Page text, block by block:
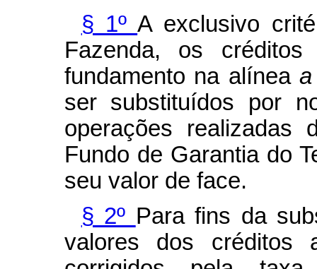
§ 1ºA exclusivo
Fazenda, os
fundamento na alínea
ser substituídos por
operações realizadas
Fundo de Garantia do
seu valor de face.
§ 2º Para fins da
valores dos créditos